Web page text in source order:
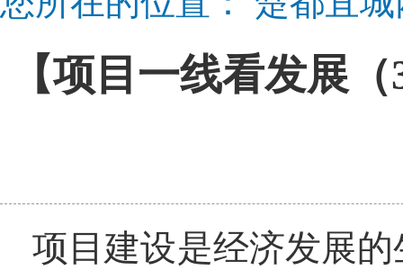
【项目一线看发展
项目建设是经济发展